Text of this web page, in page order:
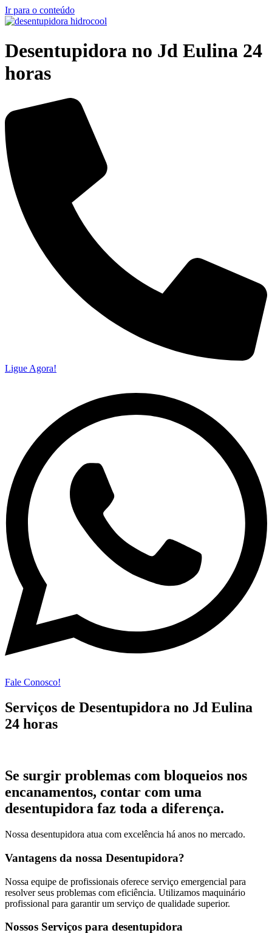
Ir para o conteúdo
Desentupidora no Jd Eulina 24
horas
Ligue Agora!
Fale Conosco!
Serviços de Desentupidora no Jd Eulina
24 horas
Se surgir problemas com bloqueios nos
encanamentos, contar com uma
desentupidora faz toda a diferença.
Nossa desentupidora atua com excelência há anos no mercado.
Vantagens da nossa Desentupidora?
Nossa equipe de profissionais oferece serviço emergencial para
resolver seus problemas com eficiência. Utilizamos maquinário
profissional para garantir um serviço de qualidade superior.
Nossos Serviços para desentupidora